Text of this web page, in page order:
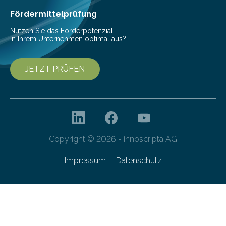
Gefahr erheblicher…
Fördermittelprüfung
Nutzen Sie das Förderpotenzial
in Ihrem Unternehmen optimal aus?
JETZT PRÜFEN
Copyright © 2026 - innoscripta AG
Impressum Datenschutz